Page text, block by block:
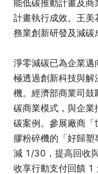
能低碳推動計畫及
計畫執行成效。王美
務業創新研發及減碳
淨零減碳已為企業
極透過創新科技與
機。經濟部商業司
碳商業模式，與企
碳案例。參展廠商「
膠粉碎機的「好歸
減 1/30，提高回收
收享行動支付回饋 1